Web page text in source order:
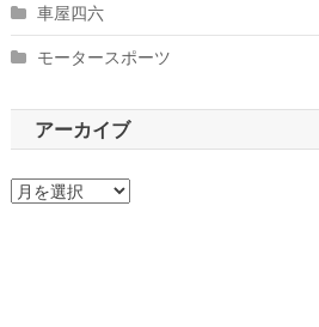
車屋四六
モータースポーツ
アーカイブ
ア